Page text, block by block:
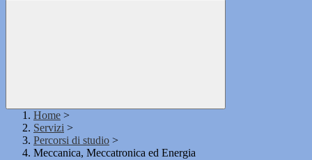
Home >
Servizi >
Percorsi di studio >
Meccanica, Meccatronica ed Energia